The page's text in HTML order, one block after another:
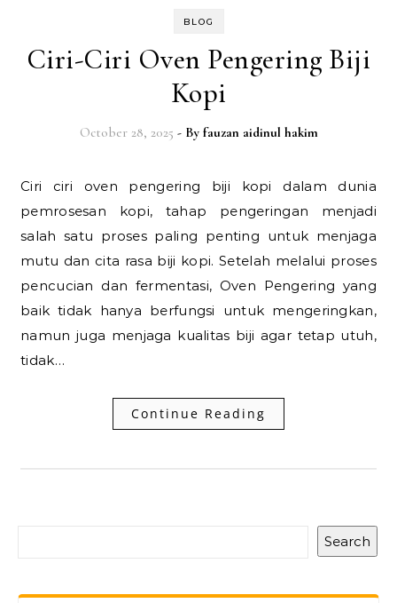
BLOG
Ciri-Ciri Oven Pengering Biji
Kopi
October 28, 2025 - By fauzan aidinul hakim
Ciri ciri oven pengering biji kopi dalam dunia
pemrosesan kopi, tahap pengeringan menjadi
salah satu proses paling penting untuk menjaga
mutu dan cita rasa biji kopi. Setelah melalui proses
pencucian dan fermentasi, Oven Pengering yang
baik tidak hanya berfungsi untuk mengeringkan,
namun juga menjaga kualitas biji agar tetap utuh,
tidak…
Continue Reading
Search